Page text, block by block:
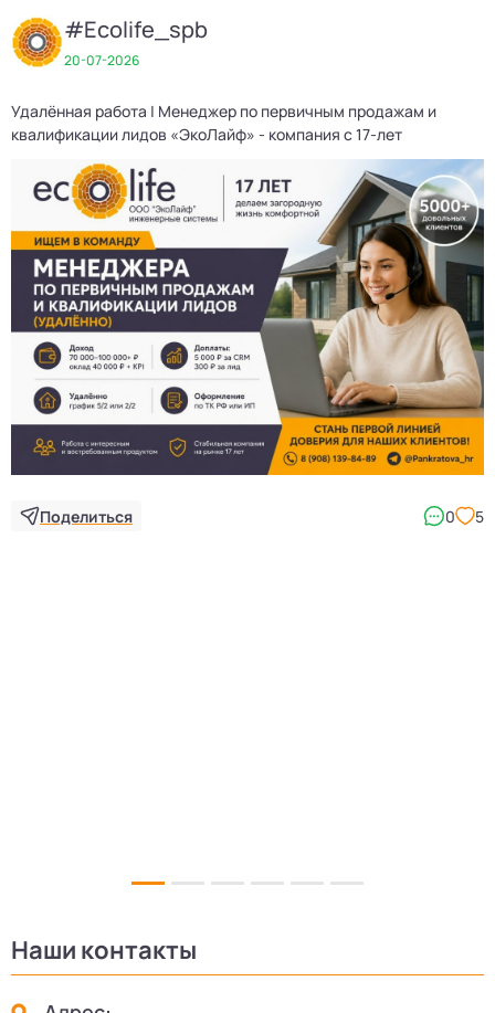
#Ecolife_spb
20-07-2026
Удалённая работа | Менеджер по первичным продажам и
квалификации лидов «ЭкоЛайф» - компания с 17-лет
Поделиться 0 5
Наши контакты